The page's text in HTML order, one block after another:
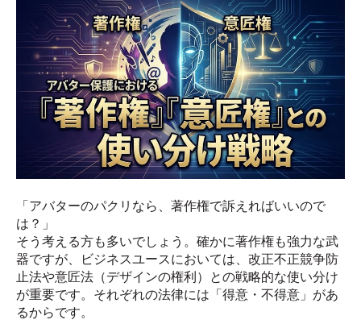
「アバターのパクリなら、著作権で訴えればいいので
は？」
そう考える方も多いでしょう。確かに著作権も強力な武
器ですが、ビジネスユースにおいては、改正不正競争防
止法や意匠法（デザインの権利）との戦略的な使い分け
が重要です。それぞれの法律には「得意・不得意」があ
るからです。